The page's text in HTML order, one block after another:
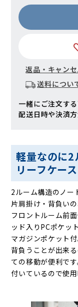
返品・キャン
送料につい
一緒にご注文す
配送日時や決済
軽量なのに
リーフケース
2ルーム構造のノー
片肩掛け・背負い
フロントルーム前
ッド入りPCポケッ
マガジンポケット付
背負うことが出来
ての移動が便利で
付いているので使